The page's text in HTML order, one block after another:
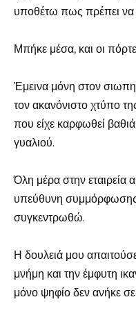
υποθέτω πως πρέπει να
Μπήκε μέσα, και οι
Έμεινα μόνη στον
τον ακανόνιστο χτύπο
που είχε καρφωθεί
γυαλιού.
Όλη μέρα στην
υπεύθυνη
συγκεντρωθώ.
Η δουλειά μου
μνήμη και την έμφυτη
μόνο ψηφίο δεν ανήκε